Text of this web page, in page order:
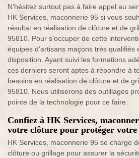
N’hésitez surtout pas à faire appel au
HK Services, maconnerie 95 si vous
résultat en réalisation de clôture et de
95810. Pour s’occuper de cette
équipes d’artisans maçons très qualifiés
disposition. Ayant suivi les formations
ces derniers seront aptes à répondre à
besoins en réalisation de clôture et de
95810. Nous utiliserons des outillages
pointe de la technologie pour ce faire.
Confiez à HK Services,
votre clôture pour protéger
HK Services, maconnerie 95 se charge
clôture ou grillage pour assurer la